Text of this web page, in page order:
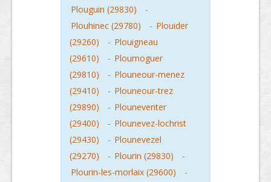
Plouguin (29830)
-
Plouhinec (29780)
- Plouider
(29260)
- Plouigneau
(29610)
- Ploumoguer
(29810)
- Plouneour-menez
(29410)
- Plouneour-trez
(29890)
- Plouneventer
(29400)
- Plounevez-lochrist
(29430)
- Plounevezel
(29270)
- Plourin (29830)
-
Plourin-les-morlaix (29600)
-